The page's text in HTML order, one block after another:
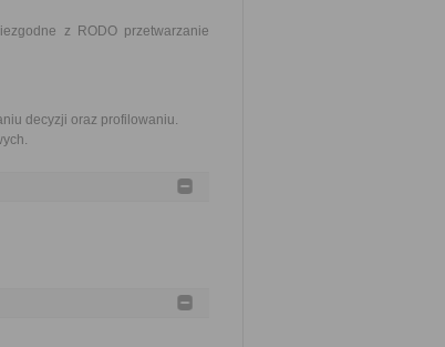
z RODO przetwarzanie
decyzji oraz profilowaniu.